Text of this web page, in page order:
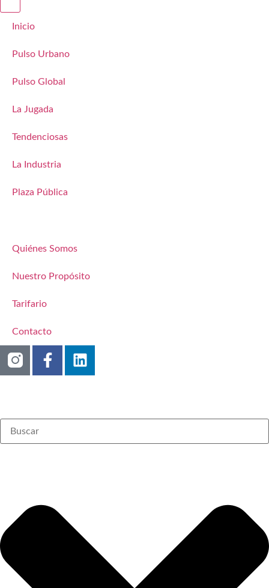
Inicio
Pulso Urbano
Pulso Global
La Jugada
Tendenciosas
La Industria
Plaza Pública
Quiénes Somos
Nuestro Propósito
Tarifario
Contacto